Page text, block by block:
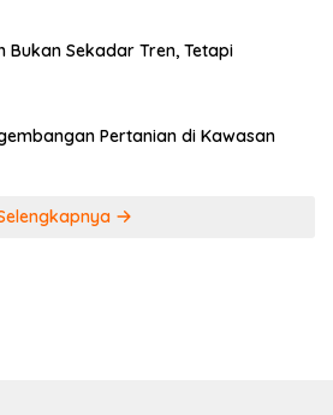
Bukan Sekadar Tren, Tetapi
Pertanian di Kawasan